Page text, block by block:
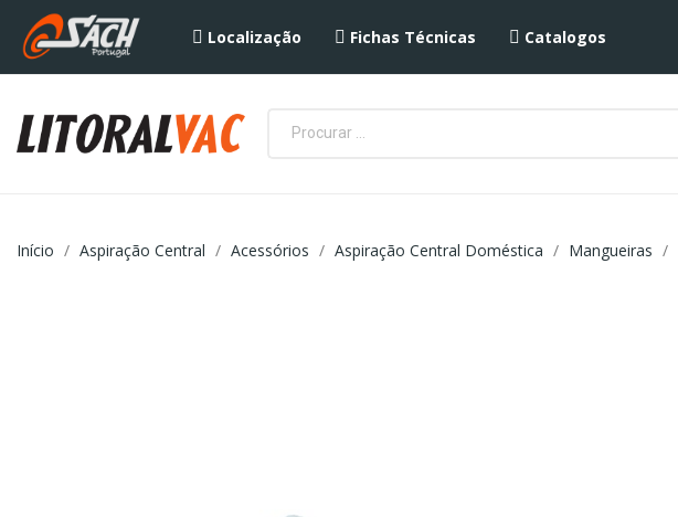
Localização Fichas Técnicas Catalogos
Início Aspiração Central Acessórios Aspiração Central Doméstica Mangueiras